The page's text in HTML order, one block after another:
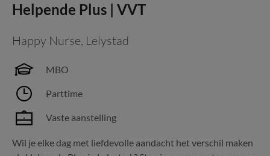
Helpende Plus | VVT
Happy Nurse, Lelystad
MBO
Parttime
Vaste aanstelling
Wil je elke dag met liefdevolle aandacht het verschil maken